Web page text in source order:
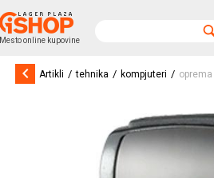
Mesto online kupovine
keyboard_arrow_left Artikli / tehnika / kompjuteri / oprema